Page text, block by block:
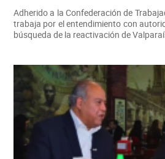
Adherido a la Confederación de
trabaja por el entendimiento con
búsqueda de la reactivación de